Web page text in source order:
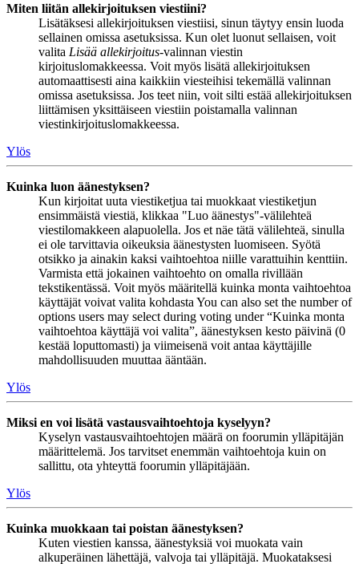
Miten liitän allekirjoituksen viestiini?
Lisätäksesi allekirjoituksen viestiisi, sinun täytyy ensin luoda
sellainen omissa asetuksissa. Kun olet luonut sellaisen, voit
valita Lisää allekirjoitus-valinnan viestin
kirjoituslomakkeessa. Voit myös lisätä allekirjoituksen
automaattisesti aina kaikkiin viesteihisi tekemällä valinnan
omissa asetuksissa. Jos teet niin, voit silti estää allekirjoituksen
liittämisen yksittäiseen viestiin poistamalla valinnan
viestinkirjoituslomakkeessa.
Ylös
Kuinka luon äänestyksen?
Kun kirjoitat uuta viestiketjua tai muokkaat viestiketjun
ensimmäistä viestiä, klikkaa "Luo äänestys"-välilehteä
viestilomakkeen alapuolella. Jos et näe tätä välilehteä, sinulla
ei ole tarvittavia oikeuksia äänestysten luomiseen. Syötä
otsikko ja ainakin kaksi vaihtoehtoa niille varattuihin kenttiin.
Varmista että jokainen vaihtoehto on omalla rivillään
tekstikentässä. Voit myös määritellä kuinka monta vaihtoehtoa
käyttäjät voivat valita kohdasta You can also set the number of
options users may select during voting under “Kuinka monta
vaihtoehtoa käyttäjä voi valita”, äänestyksen kesto päivinä (0
kestää loputtomasti) ja viimeisenä voit antaa käyttäjille
mahdollisuuden muuttaa ääntään.
Ylös
Miksi en voi lisätä vastausvaihtoehtoja kyselyyn?
Kyselyn vastausvaihtoehtojen määrä on foorumin ylläpitäjän
määrittelemä. Jos tarvitset enemmän vaihtoehtoja kuin on
sallittu, ota yhteyttä foorumin ylläpitäjään.
Ylös
Kuinka muokkaan tai poistan äänestyksen?
Kuten viestien kanssa, äänestyksiä voi muokata vain
alkuperäinen lähettäjä, valvoja tai ylläpitäjä. Muokataksesi